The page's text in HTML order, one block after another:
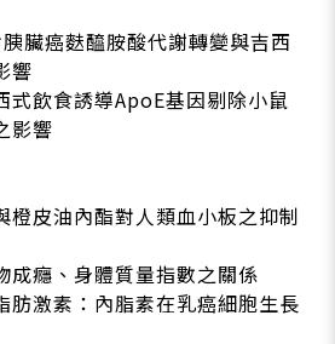
臟癌麩醯胺酸代謝轉變與吉西
響
式飲食誘導ApoE基因剔除小鼠
影響
橙皮油內酯對人類血小板之抑制
成癮、身體質量指數之關係
肪激素：內脂素在乳癌細胞生長